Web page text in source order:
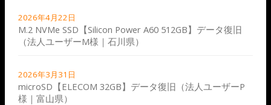
2026年4月22日
M.2 NVMe SSD【Silicon Power A60 512GB】データ復旧
（法人ユーザーM様｜石川県）
2026年3月31日
microSD【ELECOM 32GB】データ復旧（法人ユーザーP
様｜富山県）